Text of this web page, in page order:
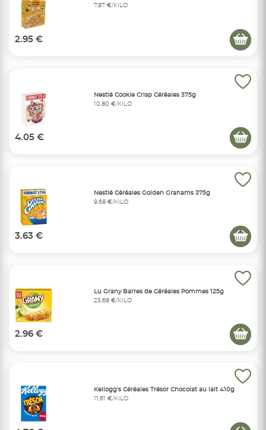
7,87 €/KILO
2.95 €
Nestlé Cookie Crisp Céréales 375g
10,80 €/KILO
4.05 €
Nestlé Céréales Golden Grahams 375g
9,68 €/KILO
3.63 €
Lu Grany Barres de Céréales Pommes 125g
23,68 €/KILO
2.96 €
Kellogg's Céréales Trésor Chocolat au lait 410g
11,61 €/KILO